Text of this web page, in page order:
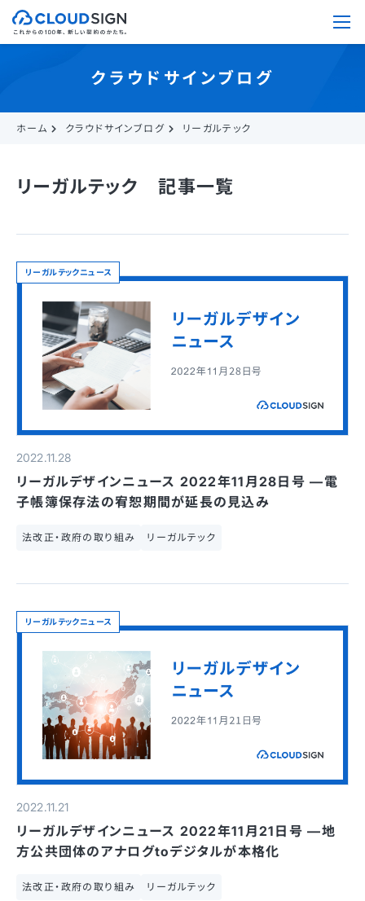
クラウドサインブログ
ホーム クラウドサインブログ リーガルテック
リーガルテック 記事一覧
リーガルテックニュース
2022.11.28
リーガルデザインニュース 2022年11月28日号 —電
子帳簿保存法の宥恕期間が延長の見込み
法改正・政府の取り組み リーガルテック
リーガルテックニュース
2022.11.21
リーガルデザインニュース 2022年11月21日号 —地
方公共団体のアナログtoデジタルが本格化
法改正・政府の取り組み リーガルテック